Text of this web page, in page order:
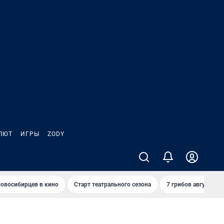
ИГРЫ ZODY
в кино Старт театрального сезона 7 грибов августа